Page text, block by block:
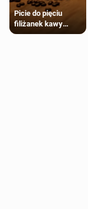
Picie do pięciu
filiżanek kawy
dziennie jest